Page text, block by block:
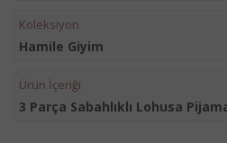
Koleksiyon
Hamile Giyim
Ürün İçeriği
3 Parça Sabahlıklı Lohusa